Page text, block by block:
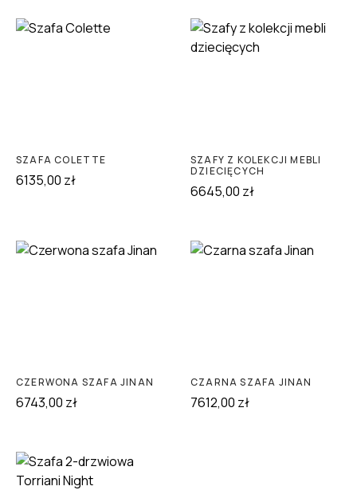
SZAFA COLETTE
6135,00 zł
SZAFY Z KOLEKCJI MEBLI
DZIECIĘCYCH
6645,00 zł
CZERWONA SZAFA JINAN
6743,00 zł
CZARNA SZAFA JINAN
7612,00 zł